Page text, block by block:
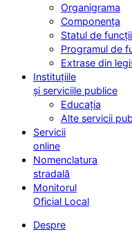
Organigrama
Componența
Statul de funcții
Programul de
Extrase din
Instituțiile
și serviciile publice
Educația
Alte servicii
Servicii
online
Nomenclatura
stradală
Monitorul
Oficial Local
Despre